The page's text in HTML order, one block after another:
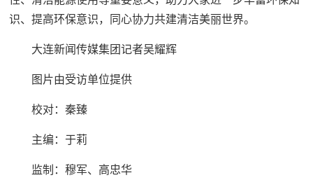
识、提高环保意识，同心协力共建清洁美丽世界。
大连新闻传媒集团记者吴耀辉
图片由受访单位提供
校对：秦臻
主编：于莉
监制：穆军、高忠华